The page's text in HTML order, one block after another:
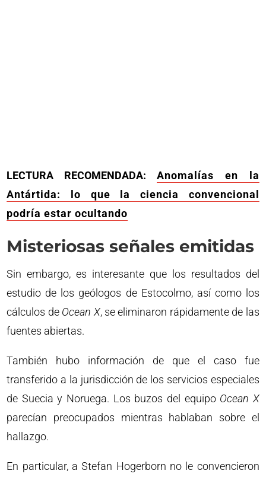
LECTURA RECOMENDADA: Anomalías en la
Antártida: lo que la ciencia convencional
podría estar ocultando
Misteriosas señales emitidas
Sin embargo, es interesante que los resultados del
estudio de los geólogos de Estocolmo, así como los
cálculos de Ocean X, se eliminaron rápidamente de las
fuentes abiertas.
También hubo información de que el caso fue
transferido a la jurisdicción de los servicios especiales
de Suecia y Noruega. Los buzos del equipo Ocean X
parecían preocupados mientras hablaban sobre el
hallazgo.
En particular, a Stefan Hogerborn no le convencieron